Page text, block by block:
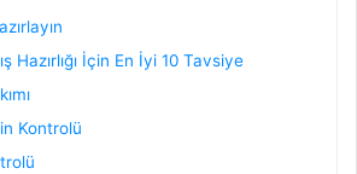
Hazırlığı İçin En İyi 10 Tavsiye
Kontrolü